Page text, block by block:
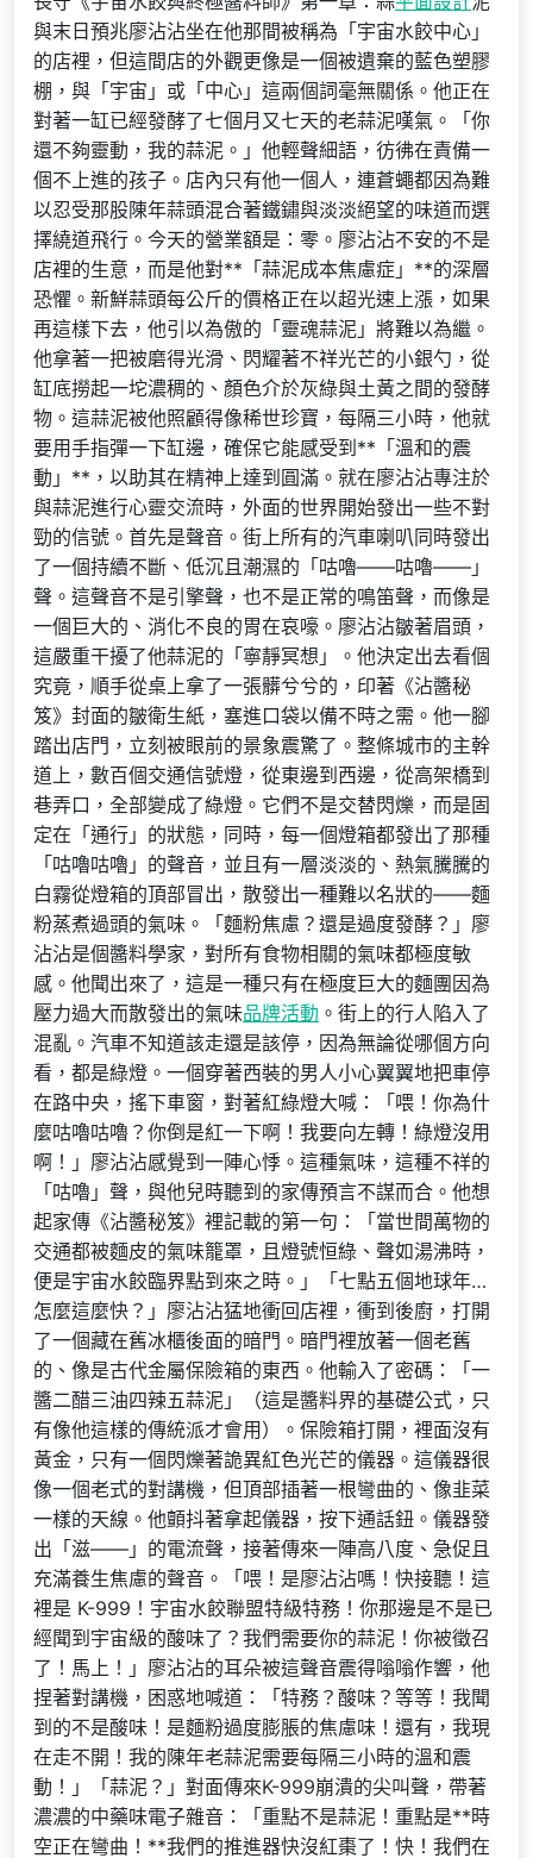
與末日預兆廖沾沾坐在他那間被稱為「宇宙水餃中心」
的店裡，但這間店的外觀更像是一個被遺棄的藍色塑膠
棚，與「宇宙」或「中心」這兩個詞毫無關係。他正在
對著一缸已經發酵了七個月又七天的老蒜泥嘆氣。「你
還不夠靈動，我的蒜泥。」他輕聲細語，彷彿在責備一
個不上進的孩子。店內只有他一個人，連蒼蠅都因為難
以忍受那股陳年蒜頭混合著鐵鏽與淡淡絕望的味道而選
擇繞道飛行。今天的營業額是：零。廖沾沾不安的不是
店裡的生意，而是他對**「蒜泥成本焦慮症」**的深層
恐懼。新鮮蒜頭每公斤的價格正在以超光速上漲，如果
再這樣下去，他引以為傲的「靈魂蒜泥」將難以為繼。
他拿著一把被磨得光滑、閃耀著不祥光芒的小銀勺，從
缸底撈起一坨濃稠的、顏色介於灰綠與土黃之間的發酵
物。這蒜泥被他照顧得像稀世珍寶，每隔三小時，他就
要用手指彈一下缸邊，確保它能感受到**「溫和的震
動」**，以助其在精神上達到圓滿。就在廖沾沾專注於
與蒜泥進行心靈交流時，外面的世界開始發出一些不對
勁的信號。首先是聲音。街上所有的汽車喇叭同時發出
了一個持續不斷、低沉且潮濕的「咕嚕——咕嚕——」
聲。這聲音不是引擎聲，也不是正常的鳴笛聲，而像是
一個巨大的、消化不良的胃在哀嚎。廖沾沾皺著眉頭，
這嚴重干擾了他蒜泥的「寧靜冥想」。他決定出去看個
究竟，順手從桌上拿了一張髒兮兮的，印著《沾醬秘
笈》封面的皺衛生紙，塞進口袋以備不時之需。他一腳
踏出店門，立刻被眼前的景象震驚了。整條城市的主幹
道上，數百個交通信號燈，從東邊到西邊，從高架橋到
巷弄口，全部變成了綠燈。它們不是交替閃爍，而是固
定在「通行」的狀態，同時，每一個燈箱都發出了那種
「咕嚕咕嚕」的聲音，並且有一層淡淡的、熱氣騰騰的
白霧從燈箱的頂部冒出，散發出一種難以名狀的——麵
粉蒸煮過頭的氣味。「麵粉焦慮？還是過度發酵？」廖
沾沾是個醬料學家，對所有食物相關的氣味都極度敏
感。他聞出來了，這是一種只有在極度巨大的麵團因為
壓力過大而散發出的氣味品牌活動 。街上的行人陷入了
混亂。汽車不知道該走還是該停，因為無論從哪個方向
看，都是綠燈。一個穿著西裝的男人小心翼翼地把車停
在路中央，搖下車窗，對著紅綠燈大喊：「喂！你為什
麼咕嚕咕嚕？你倒是紅一下啊！我要向左轉！綠燈沒用
啊！」廖沾沾感覺到一陣心悸。這種氣味，這種不祥的
「咕嚕」聲，與他兒時聽到的家傳預言不謀而合。他想
起家傳《沾醬秘笈》裡記載的第一句：「當世間萬物的
交通都被麵皮的氣味籠罩，且燈號恒綠、聲如湯沸時，
便是宇宙水餃臨界點到來之時。」「七點五個地球年…
怎麼這麼快？」廖沾沾猛地衝回店裡，衝到後廚，打開
了一個藏在舊冰櫃後面的暗門。暗門裡放著一個老舊
的、像是古代金屬保險箱的東西。他輸入了密碼：「一
醬二醋三油四辣五蒜泥」（這是醬料界的基礎公式，只
有像他這樣的傳統派才會用）。保險箱打開，裡面沒有
黃金，只有一個閃爍著詭異紅色光芒的儀器。這儀器很
像一個老式的對講機，但頂部插著一根彎曲的、像韭菜
一樣的天線。他顫抖著拿起儀器，按下通話鈕。儀器發
出「滋——」的電流聲，接著傳來一陣高八度、急促且
充滿養生焦慮的聲音。「喂！是廖沾沾嗎！快接聽！這
裡是 K-999！宇宙水餃聯盟特級特務！你那邊是不是已
經聞到宇宙級的酸味了？我們需要你的蒜泥！你被徵召
了！馬上！」廖沾沾的耳朵被這聲音震得嗡嗡作響，他
捏著對講機，困惑地喊道：「特務？酸味？等等！我聞
到的不是酸味！是麵粉過度膨脹的焦慮味！還有，我現
在走不開！我的陳年老蒜泥需要每隔三小時的溫和震
動！」「蒜泥？」對面傳來K-999崩潰的尖叫聲，帶著
濃濃的中藥味電子雜音：「重點不是蒜泥！重點是**時
空正在彎曲！**我們的推進器快沒紅棗了！快！我們在